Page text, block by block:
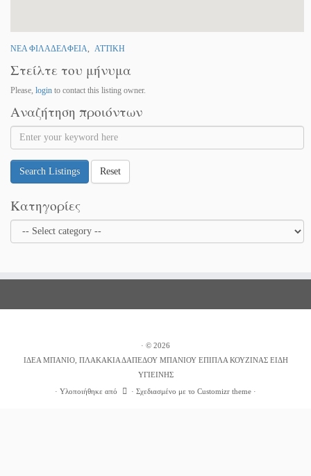
ΝΕΑ ΦΙΛΑΔΕΛΦΕΙΑ, ΑΤΤΙΚΗ
Στείλτε του μήνυμα
Please, login to contact this listing owner.
Αναζήτηση προιόντων
Search Listings Reset
Κατηγορίες
· © 2026
ΙΔΕΑ ΜΠΑΝΙΟ, ΠΛΑΚΑΚΙΑ ΔΑΠΕΔΟΥ ΜΠΑΝΙΟΥ ΕΠΙΠΛΑ ΚΟΥΖΙΝΑΣ ΕΙΔΗ
ΥΓΙΕΙΝΗΣ
· Υλοποιήθηκε από · Σχεδιασμένο με το Customizr theme ·